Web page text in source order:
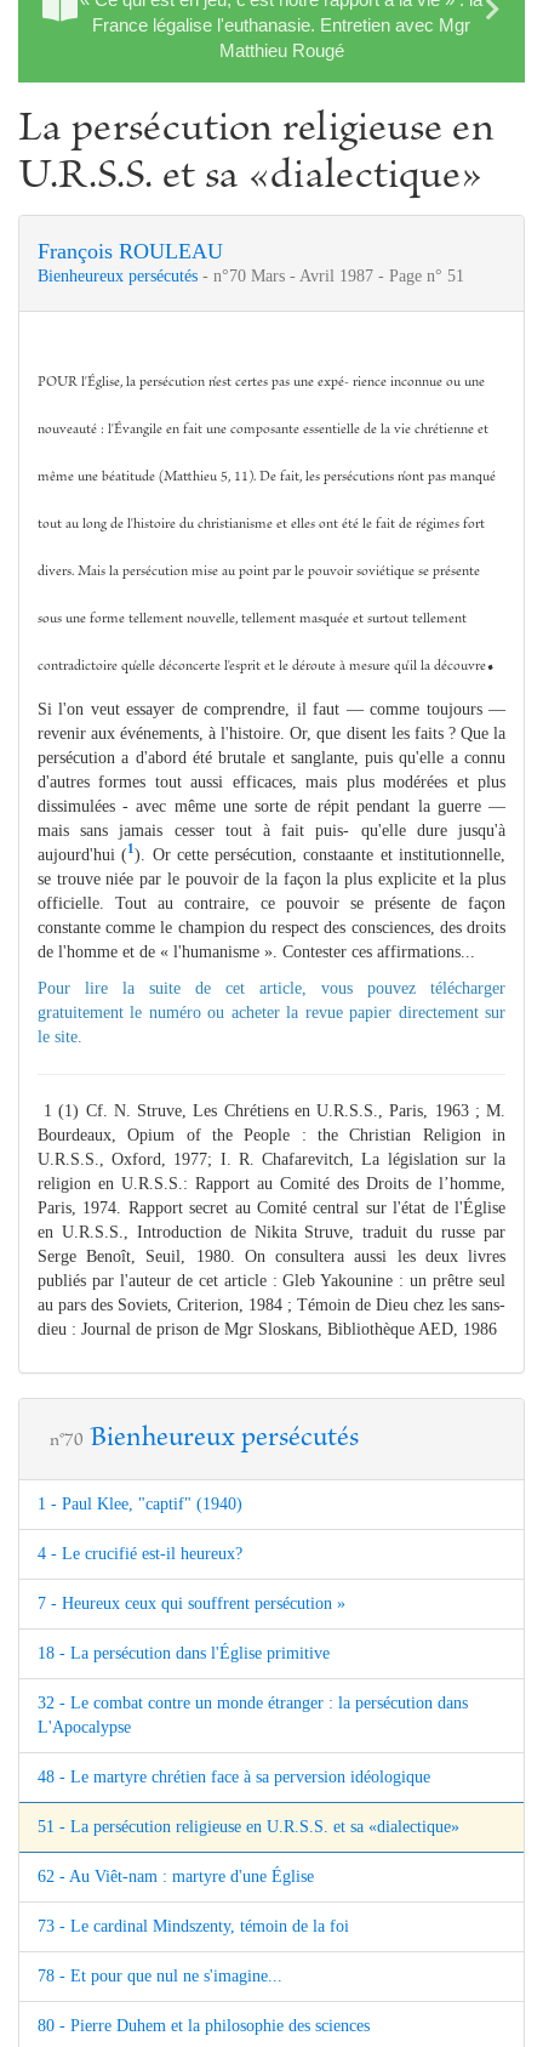
France légalise l'euthanasie. Entretien avec Mgr
Matthieu Rougé
La persécution religieuse en
U.R.S.S. et sa «dialectique»
François ROULEAU
Bienheureux persécutés - n°70 Mars - Avril 1987 - Page n° 51
POUR l'Église, la persécution n'est certes pas une expé- rience inconnue ou une
nouveauté : l'Évangile en fait une composante essentielle de la vie chrétienne et
même une béatitude (Matthieu 5, 11). De fait, les persécutions n'ont pas manqué
tout au long de l'histoire du christianisme et elles ont été le fait de régimes fort
divers. Mais la persécution mise au point par le pouvoir soviétique se présente
sous une forme tellement nouvelle, tellement masquée et surtout tellement
contradictoire qu'elle déconcerte l'esprit et le déroute à mesure qu'il la découvre.
Si l'on veut essayer de comprendre, il faut — comme toujours —
revenir aux événements, à l'histoire. Or, que disent les faits ? Que la
persécution a d'abord été brutale et sanglante, puis qu'elle a connu
d'autres formes tout aussi efficaces, mais plus modérées et plus
dissimulées - avec même une sorte de répit pendant la guerre —
mais sans jamais cesser tout à fait puis- qu'elle dure jusqu'à
aujourd'hui (1). Or cette persécution, constaante et institutionnelle,
se trouve niée par le pouvoir de la façon la plus explicite et la plus
officielle. Tout au contraire, ce pouvoir se présente de façon
constante comme le champion du respect des consciences, des droits
de l'homme et de « l'humanisme ». Contester ces affirmations...
Pour lire la suite de cet article, vous pouvez télécharger
gratuitement le numéro ou acheter la revue papier directement sur
le site.
1 (1) Cf. N. Struve, Les Chrétiens en U.R.S.S., Paris, 1963 ; M.
Bourdeaux, Opium of the People : the Christian Religion in
U.R.S.S., Oxford, 1977; I. R. Chafarevitch, La législation sur la
religion en U.R.S.S.: Rapport au Comité des Droits de l’homme,
Paris, 1974. Rapport secret au Comité central sur l'état de l'Église
en U.R.S.S., Introduction de Nikita Struve, traduit du russe par
Serge Benoît, Seuil, 1980. On consultera aussi les deux livres
publiés par l'auteur de cet article : Gleb Yakounine : un prêtre seul
au pars des Soviets, Criterion, 1984 ; Témoin de Dieu chez les sans-
dieu : Journal de prison de Mgr Sloskans, Bibliothèque AED, 1986
n°70 Bienheureux persécutés
1 - Paul Klee, "captif" (1940)
4 - Le crucifié est-il heureux?
7 - Heureux ceux qui souffrent persécution »
18 - La persécution dans l'Église primitive
32 - Le combat contre un monde étranger : la persécution dans
L'Apocalypse
48 - Le martyre chrétien face à sa perversion idéologique
51 - La persécution religieuse en U.R.S.S. et sa «dialectique»
62 - Au Viêt-nam : martyre d'une Église
73 - Le cardinal Mindszenty, témoin de la foi
78 - Et pour que nul ne s'imagine...
80 - Pierre Duhem et la philosophie des sciences